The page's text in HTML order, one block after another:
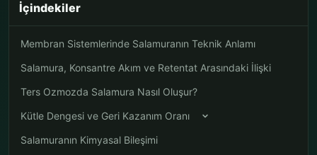
İçindekiler
Membran Sistemlerinde Salamuranın Teknik Anlamı
Salamura, Konsantre Akım ve Retentat Arasındaki İlişki
Ters Ozmozda Salamura Nasıl Oluşur?
Kütle Dengesi ve Geri Kazanım Oranı
Salamuranın Kimyasal Bileşimi